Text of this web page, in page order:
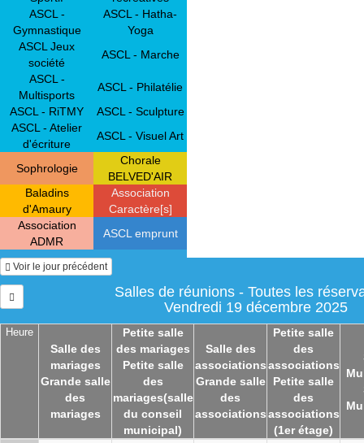
ASCL -
Gymnastique
ASCL - Hatha-
Yoga
ASCL Jeux
société
ASCL - Marche
ASCL -
Multisports
ASCL - Philatélie
ASCL - RiTMY
ASCL - Sculpture
ASCL - Atelier
d'écriture
ASCL - Visuel Art
Sophrologie
Chorale
BELVED'AIR
Baladins
d'Amaury
Association
Caractère[s]
Association
ADMR
ASCL emprunt
Heure
Salle des
mariages
Grande salle
des
mariages
Petite salle
des mariages
Petite salle
des
mariages(salle
du conseil
municipal)
Salle des
associations
Grande salle
des
associations
Petite salle
des
associations
Petite salle
des
associations
(1er étage)
Voir le jour précédent
Salles de réunions - Toutes les
Vendredi 19 décembre 2025